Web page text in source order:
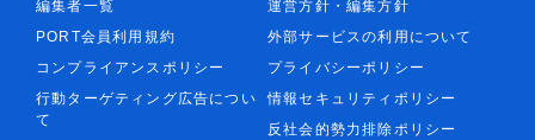
編集者一覧
運営方針・編集方針
PORT会員利用規約
外部サービスの利用について
コンプライアンスポリシー
プライバシーポリシー
行動ターゲティング広告につい
て
情報セキュリティポリシー
反社会的勢力排除ポリシー